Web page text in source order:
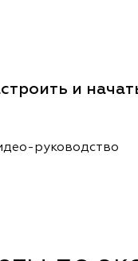
и
руководство